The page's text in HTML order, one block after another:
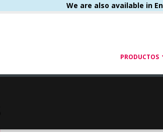
We are also available in
PRODUCTOS